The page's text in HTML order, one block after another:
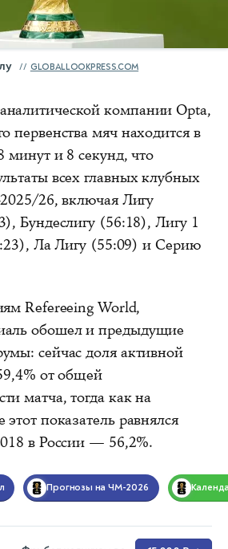
GLOBALLOOKPRESS.COM
компании Opta,
первенства мяч находится в
минут и 8 секунд, что
всех главных клубных
26, включая Лигу
Бундеслигу (56:18), Лигу 1
Ла Лигу (55:09) и Серию
Refereeing World,
обошел и предыдущие
сейчас доля активной
от общей
матча, тогда как на
показатель равнялся
в России — 56,2%.
Прогнозы на ЧМ-2026